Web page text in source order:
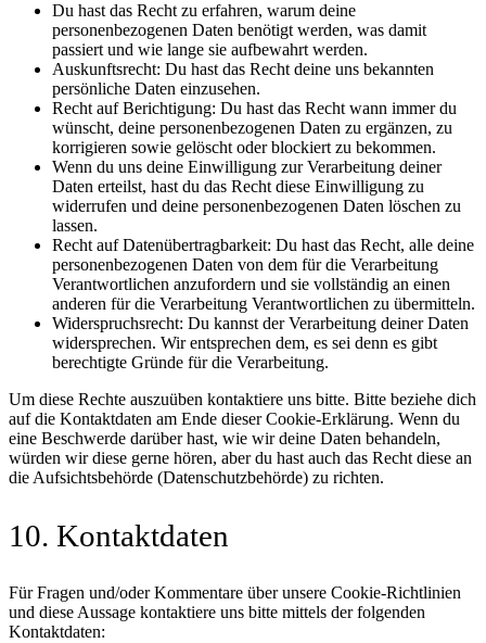
Du hast das Recht zu erfahren, warum deine
personenbezogenen Daten benötigt werden, was damit
passiert und wie lange sie aufbewahrt werden.
Auskunftsrecht: Du hast das Recht deine uns bekannten
persönliche Daten einzusehen.
Recht auf Berichtigung: Du hast das Recht wann immer du
wünscht, deine personenbezogenen Daten zu ergänzen, zu
korrigieren sowie gelöscht oder blockiert zu bekommen.
Wenn du uns deine Einwilligung zur Verarbeitung deiner
Daten erteilst, hast du das Recht diese Einwilligung zu
widerrufen und deine personenbezogenen Daten löschen zu
lassen.
Recht auf Datenübertragbarkeit: Du hast das Recht, alle deine
personenbezogenen Daten von dem für die Verarbeitung
Verantwortlichen anzufordern und sie vollständig an einen
anderen für die Verarbeitung Verantwortlichen zu übermitteln.
Widerspruchsrecht: Du kannst der Verarbeitung deiner Daten
widersprechen. Wir entsprechen dem, es sei denn es gibt
berechtigte Gründe für die Verarbeitung.
Um diese Rechte auszuüben kontaktiere uns bitte. Bitte beziehe dich
auf die Kontaktdaten am Ende dieser Cookie-Erklärung. Wenn du
eine Beschwerde darüber hast, wie wir deine Daten behandeln,
würden wir diese gerne hören, aber du hast auch das Recht diese an
die Aufsichtsbehörde (Datenschutzbehörde) zu richten.
10. Kontaktdaten
Für Fragen und/oder Kommentare über unsere Cookie-Richtlinien
und diese Aussage kontaktiere uns bitte mittels der folgenden
Kontaktdaten: